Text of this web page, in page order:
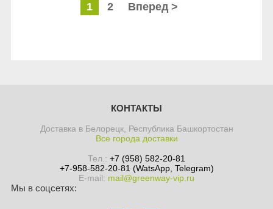
1 2 Вперед >
КОНТАКТЫ
Доставка в Белорецк, Республика Башкортостан
Все города доставки
Тел.: +7 (958) 582-20-81
+7-958-582-20-81 (WatsApp, Telegram)
E-mail: mail@greenway-vip.ru
Мы в соцсетях: